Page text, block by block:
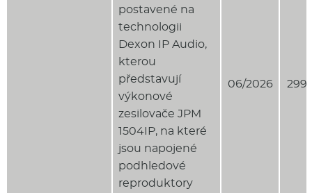
06/2026 299
postavené na
technologii
Dexon IP Audio,
kterou
představují
výkonové
zesilovače JPM
1504IP, na které
jsou napojené
podhledové
reproduktory